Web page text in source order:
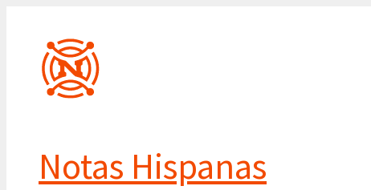
contenido
Notas Hispanas